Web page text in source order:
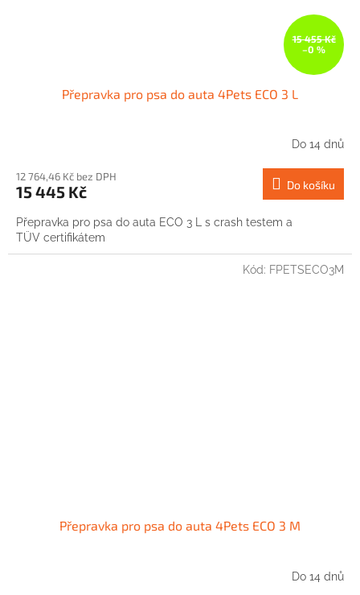
15 455 Kč
–0 %
Přepravka pro psa do auta 4Pets ECO 3 L
Do 14 dnů
12 764,46 Kč bez DPH
15 445 Kč Do košíku
Přepravka pro psa do auta ECO 3 L s crash testem a
TÜV certifikátem
Přepravka pro psa do auta 4Pets ECO 3 M
Do 14 dnů
Kód: FPETSECO3M